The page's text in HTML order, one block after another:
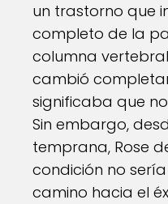
un trastorno que
completo de la
columna
cambió
significaba que
Sin embargo,
temprana, Rose
condición no
camino hacia el